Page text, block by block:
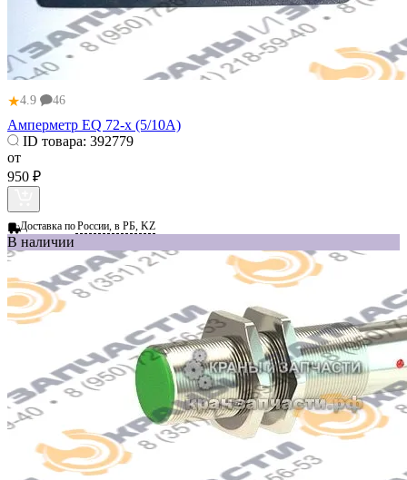
★4.9 46
Амперметр EQ 72-х (5/10А)
ID товара: 392779
от
950 ₽
Доставка поРоссии, в РБ, KZ
В наличии